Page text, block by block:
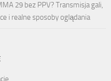
29 bez PPV? Transmisja gali,
i realne sposoby oglądania